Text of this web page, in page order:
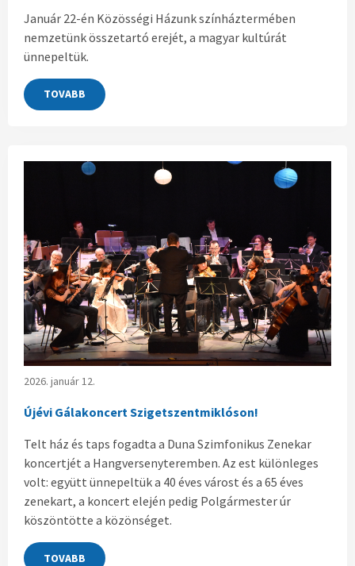
Január 22-én Közösségi Házunk színháztermében
nemzetünk összetartó erejét, a magyar kultúrát
ünnepeltük.
TOVABB
2026. január 12.
Újévi Gálakoncert Szigetszentmiklóson!
Telt ház és taps fogadta a Duna Szimfonikus Zenekar
koncertjét a Hangversenyteremben. Az est különleges
volt: együtt ünnepeltük a 40 éves várost és a 65 éves
zenekart, a koncert elején pedig Polgármester úr
köszöntötte a közönséget.
TOVABB